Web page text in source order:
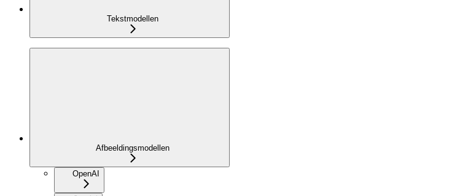
Tekstmodellen
Afbeeldingsmodellen
OpenAI